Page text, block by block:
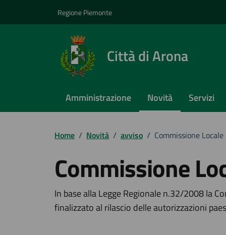
Regione Piemonte
Città di Arona
Amministrazione Novità Servizi
Home / Novità / avviso / Commissione
Commissione
Dettagli della
In base alla Legge Regionale n.32/2008 la
finalizzato al rilascio delle autorizzazioni